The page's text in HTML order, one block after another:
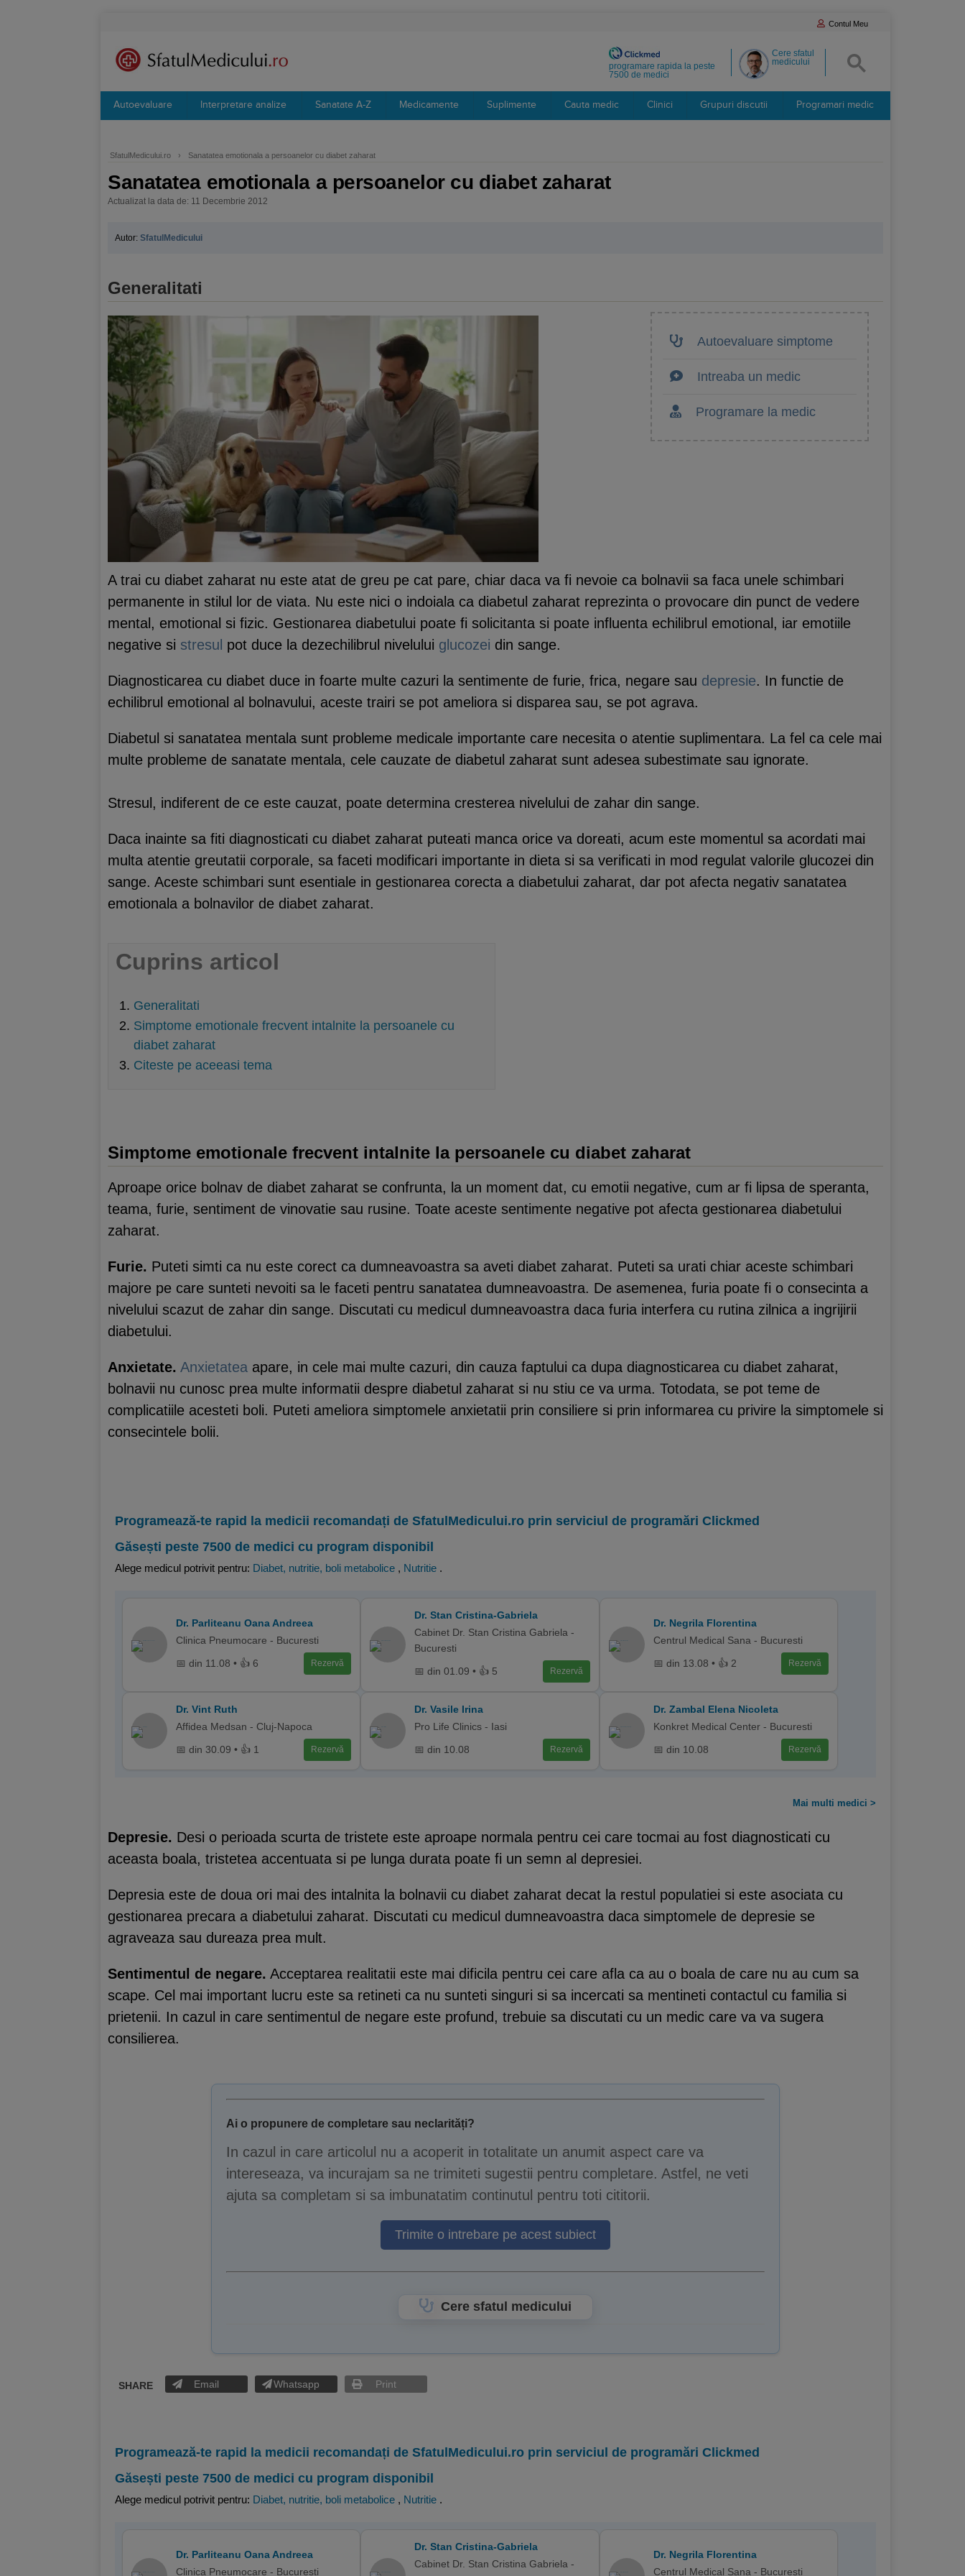
Contul Meu
Cere sfatul
medicului
programare rapida la peste
7500 de medici
Autoevaluare Interpretare analize Sanatate A-Z Medicamente Suplimente Cauta medic Clinici Grupuri discutii Programari medic
SfatulMedicului.ro › Sanatatea emotionala a persoanelor cu diabet zaharat
Sanatatea emotionala a persoanelor cu diabet zaharat
Actualizat la data de: 11 Decembrie 2012
Autor: SfatulMedicului
Generalitati
Autoevaluare simptome
Intreaba un medic
Programare la medic
A trai cu diabet zaharat nu este atat de greu pe cat pare, chiar daca va fi nevoie ca bolnavii sa faca unele schimbari
permanente in stilul lor de viata. Nu este nici o indoiala ca diabetul zaharat reprezinta o provocare din punct de vedere
mental, emotional si fizic. Gestionarea diabetului poate fi solicitanta si poate influenta echilibrul emotional, iar emotiile
negative si stresul pot duce la dezechilibrul nivelului glucozei din sange.
Diagnosticarea cu diabet duce in foarte multe cazuri la sentimente de furie, frica, negare sau depresie. In functie de
echilibrul emotional al bolnavului, aceste trairi se pot ameliora si disparea sau, se pot agrava.
Diabetul si sanatatea mentala sunt probleme medicale importante care necesita o atentie suplimentara. La fel ca cele mai
multe probleme de sanatate mentala, cele cauzate de diabetul zaharat sunt adesea subestimate sau ignorate.
Stresul, indiferent de ce este cauzat, poate determina cresterea nivelului de zahar din sange.
Daca inainte sa fiti diagnosticati cu diabet zaharat puteati manca orice va doreati, acum este momentul sa acordati mai
multa atentie greutatii corporale, sa faceti modificari importante in dieta si sa verificati in mod regulat valorile glucozei din
sange. Aceste schimbari sunt esentiale in gestionarea corecta a diabetului zaharat, dar pot afecta negativ sanatatea
emotionala a bolnavilor de diabet zaharat.
Cuprins articol
Generalitati
Simptome emotionale frecvent intalnite la persoanele cu
diabet zaharat
Citeste pe aceeasi tema
Simptome emotionale frecvent intalnite la persoanele cu diabet zaharat
Aproape orice bolnav de diabet zaharat se confrunta, la un moment dat, cu emotii negative, cum ar fi lipsa de speranta,
teama, furie, sentiment de vinovatie sau rusine. Toate aceste sentimente negative pot afecta gestionarea diabetului
zaharat.
Furie. Puteti simti ca nu este corect ca dumneavoastra sa aveti diabet zaharat. Puteti sa urati chiar aceste schimbari
majore pe care sunteti nevoiti sa le faceti pentru sanatatea dumneavoastra. De asemenea, furia poate fi o consecinta a
nivelului scazut de zahar din sange. Discutati cu medicul dumneavoastra daca furia interfera cu rutina zilnica a ingrijirii
diabetului.
Anxietate. Anxietatea apare, in cele mai multe cazuri, din cauza faptului ca dupa diagnosticarea cu diabet zaharat,
bolnavii nu cunosc prea multe informatii despre diabetul zaharat si nu stiu ce va urma. Totodata, se pot teme de
complicatiile acesteti boli. Puteti ameliora simptomele anxietatii prin consiliere si prin informarea cu privire la simptomele si
consecintele bolii.
Programează-te rapid la medicii recomandați de SfatulMedicului.ro prin serviciul de programări Clickmed
Găsești peste 7500 de medici cu program disponibil
Alege medicul potrivit pentru: Diabet, nutritie, boli metabolice , Nutritie .
Dr. Parliteanu Oana Andreea
Clinica Pneumocare - Bucuresti
📅 din 11.08 • 👍 6 Rezervă
Dr. Stan Cristina-Gabriela
Cabinet Dr. Stan Cristina Gabriela -
Bucuresti
📅 din 01.09 • 👍 5 Rezervă
Dr. Negrila Florentina
Centrul Medical Sana - Bucuresti
📅 din 13.08 • 👍 2 Rezervă
Dr. Vint Ruth
Affidea Medsan - Cluj-Napoca
📅 din 30.09 • 👍 1 Rezervă
Dr. Vasile Irina
Pro Life Clinics - Iasi
📅 din 10.08 Rezervă
Dr. Zambal Elena Nicoleta
Konkret Medical Center - Bucuresti
📅 din 10.08 Rezervă
Mai multi medici >
Depresie. Desi o perioada scurta de tristete este aproape normala pentru cei care tocmai au fost diagnosticati cu
aceasta boala, tristetea accentuata si pe lunga durata poate fi un semn al depresiei.
Depresia este de doua ori mai des intalnita la bolnavii cu diabet zaharat decat la restul populatiei si este asociata cu
gestionarea precara a diabetului zaharat. Discutati cu medicul dumneavoastra daca simptomele de depresie se
agraveaza sau dureaza prea mult.
Sentimentul de negare. Acceptarea realitatii este mai dificila pentru cei care afla ca au o boala de care nu au cum sa
scape. Cel mai important lucru este sa retineti ca nu sunteti singuri si sa incercati sa mentineti contactul cu familia si
prietenii. In cazul in care sentimentul de negare este profund, trebuie sa discutati cu un medic care va va sugera
consilierea.
Ai o propunere de completare sau neclarități?
In cazul in care articolul nu a acoperit in totalitate un anumit aspect care va
intereseaza, va incurajam sa ne trimiteti sugestii pentru completare. Astfel, ne veti
ajuta sa completam si sa imbunatatim continutul pentru toti cititorii.
Trimite o intrebare pe acest subiect
Cere sfatul medicului
SHARE Email Whatsapp Print
Programează-te rapid la medicii recomandați de SfatulMedicului.ro prin serviciul de programări Clickmed
Găsești peste 7500 de medici cu program disponibil
Alege medicul potrivit pentru: Diabet, nutritie, boli metabolice , Nutritie .
Dr. Parliteanu Oana Andreea
Clinica Pneumocare - Bucuresti
Dr. Stan Cristina-Gabriela
Cabinet Dr. Stan Cristina Gabriela -
Dr. Negrila Florentina
Centrul Medical Sana - Bucuresti